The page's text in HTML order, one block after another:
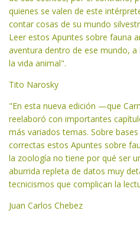
quienes se valen de este
contar cosas de su mundo
Leer estos Apuntes sobre fauna
aventura dentro de ese mundo,
la vida animal".
Tito Narosky
"En esta nueva edición —que
reelaboró con importantes
más variados temas. Sobre
correctas estos Apuntes sobre
la zoología no tiene por qué ser
aburrida repleta de datos muy
tecnicismos que complican la
Juan Carlos Chebez